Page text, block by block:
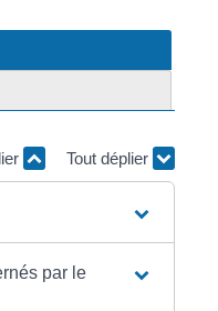
Tout déplier
par le